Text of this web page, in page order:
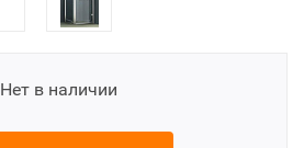
Нет в наличии